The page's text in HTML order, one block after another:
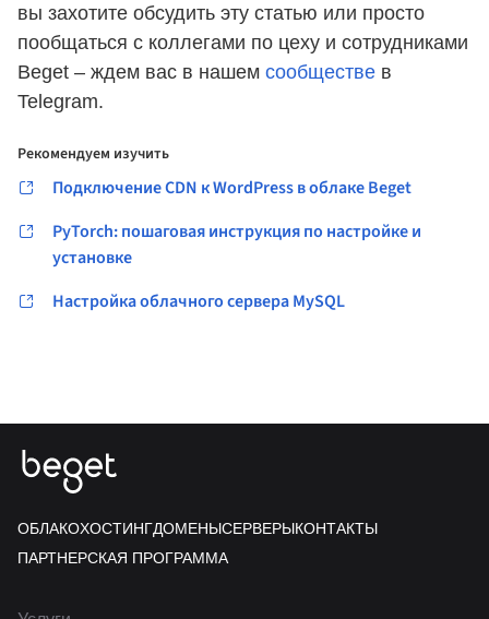
вы захотите обсудить эту статью или просто
пообщаться с коллегами по цеху и сотрудниками
Beget – ждем вас в нашем сообществе в
Telegram.
Рекомендуем изучить
Подключение CDN к WordPress в облаке Beget
PyTorch: пошаговая инструкция по настройке и
установке
Настройка облачного сервера MySQL
ОБЛАКОХОСТИНГДОМЕНЫСЕРВЕРЫКОНТАКТЫ
ПАРТНЕРСКАЯ ПРОГРАММА